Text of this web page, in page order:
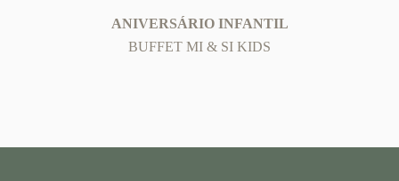
ANIVERSÁRIO INFANTIL
BUFFET MI & SI KIDS